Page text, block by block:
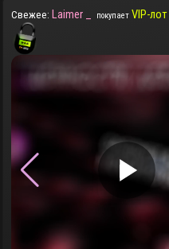
Свежее: Laimer _ покупает VIP-лот
▶